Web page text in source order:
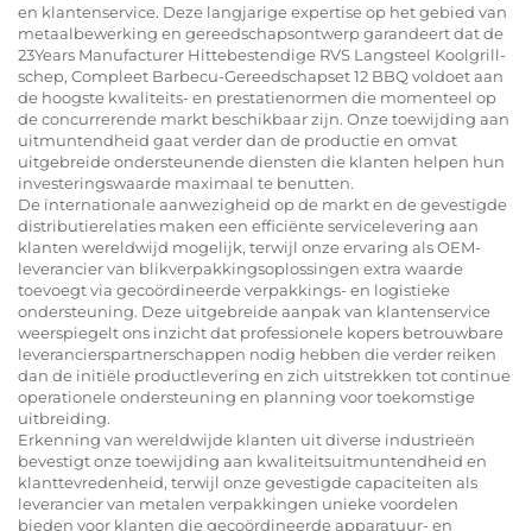
en klantenservice. Deze langjarige expertise op het gebied van
metaalbewerking en gereedschapsontwerp garandeert dat de
23Years Manufacturer Hittebestendige RVS Langsteel Koolgrill-
schep, Compleet Barbecu-Gereedschapset 12 BBQ voldoet aan
de hoogste kwaliteits- en prestatienormen die momenteel op
de concurrerende markt beschikbaar zijn. Onze toewijding aan
uitmuntendheid gaat verder dan de productie en omvat
uitgebreide ondersteunende diensten die klanten helpen hun
investeringswaarde maximaal te benutten.
De internationale aanwezigheid op de markt en de gevestigde
distributierelaties maken een efficiënte servicelevering aan
klanten wereldwijd mogelijk, terwijl onze ervaring als OEM-
leverancier van blikverpakkingsoplossingen extra waarde
toevoegt via gecoördineerde verpakkings- en logistieke
ondersteuning. Deze uitgebreide aanpak van klantenservice
weerspiegelt ons inzicht dat professionele kopers betrouwbare
leverancierspartnerschappen nodig hebben die verder reiken
dan de initiële productlevering en zich uitstrekken tot continue
operationele ondersteuning en planning voor toekomstige
uitbreiding.
Erkenning van wereldwijde klanten uit diverse industrieën
bevestigt onze toewijding aan kwaliteitsuitmuntendheid en
klanttevredenheid, terwijl onze gevestigde capaciteiten als
leverancier van metalen verpakkingen unieke voordelen
bieden voor klanten die gecoördineerde apparatuur- en